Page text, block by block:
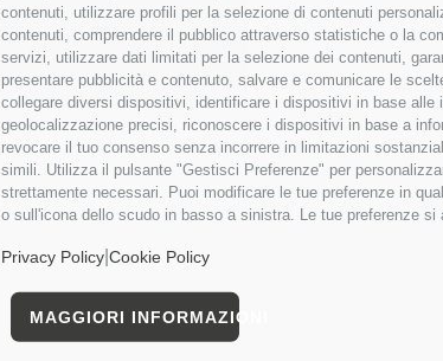
contenuti, utilizzare profili per la selezione di contenuti
contenuti, comprendere il pubblico attraverso statistiche o la
servizi, utilizzare dati limitati per la selezione dei contenuti,
presentare pubblicità e contenuto, salvare e comunicare le
collegare diversi dispositivi, identificare i dispositivi in base
geolocalizzazione precisi, riconoscere i dispositivi in base a
revocare il tuo consenso senza incorrere in limitazioni
simili. Utilizza il pulsante "Gestisci Preferenze" per
strettamente necessari. Puoi modificare le tue preferenze in
o sull'icona dello scudo in basso a sinistra. Le tue preferenze si
Privacy Policy Cookie Policy
MAGGIORI INFORMAZIONI
B